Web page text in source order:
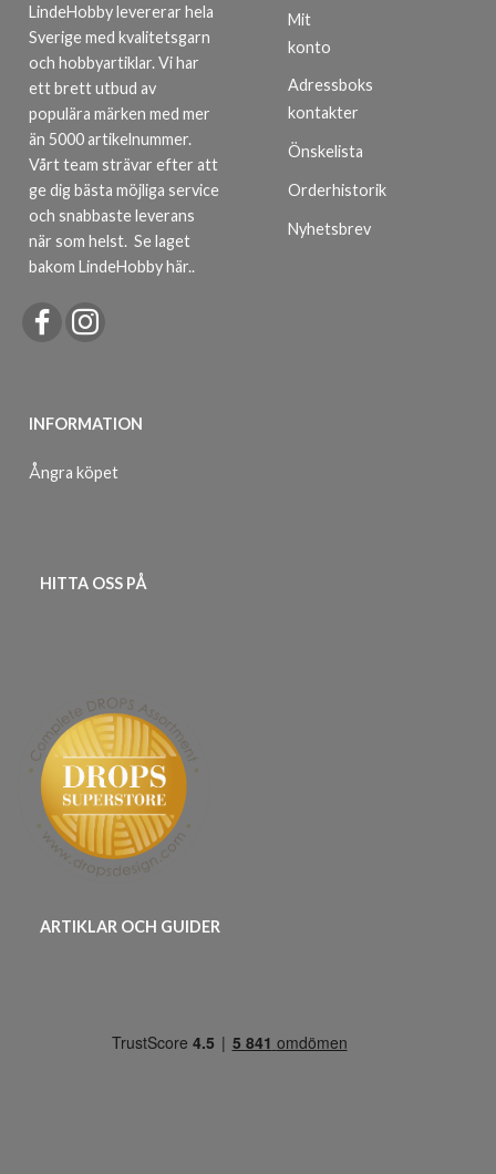
LindeHobby levererar hela
Sverige med kvalitetsgarn
och hobbyartiklar. Vi har
ett brett utbud av
populära märken med mer
än 5000 artikelnummer.
Vårt team strävar efter att
ge dig bästa möjliga service
och snabbaste leverans
när som helst. Se laget
bakom LindeHobby här..
INFORMATION
Ångra köpet
Mit
konto
Adressboks
kontakter
Önskelista
Orderhistorik
Nyhetsbrev
HITTA OSS PÅ
ARTIKLAR OCH GUIDER